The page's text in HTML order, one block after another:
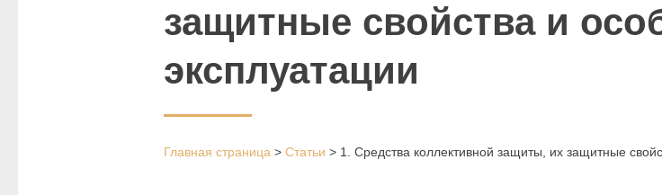
защитные свойства и
эксплуатации
Главная страница > Статьи > 1. Средства коллективной защиты, их защитные